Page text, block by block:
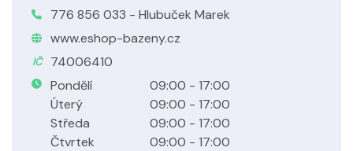
776 856 033 - Hlubuček Marek
www.eshop-bazeny.cz
IČ
74006410
Pondělí
09:00 - 17:00
Úterý
09:00 - 17:00
Středa
09:00 - 17:00
Čtvrtek
09:00 - 17:00